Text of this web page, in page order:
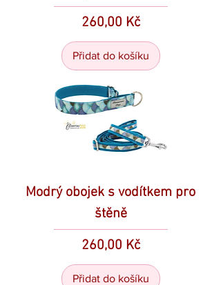
Cena
260,00 Kč
Přidat do košíku
Modrý obojek s vodítkem pro
štěně
Cena
260,00 Kč
Přidat do košíku